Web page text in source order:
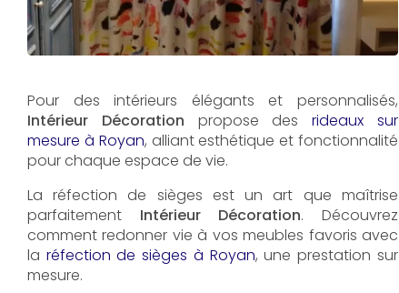
Pour des intérieurs élégants et personnalisés,
Intérieur Décoration propose desrideaux sur
mesure à Royan, alliant esthétique et fonctionnalité
pour chaque espace de vie.
La réfection de sièges est un art que maîtrise
parfaitement Intérieur Décoration. Découvrez
comment redonner vie à vos meubles favoris avec
la réfection de sièges à Royan, une prestation sur
mesure.